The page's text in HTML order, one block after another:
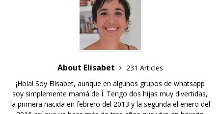
About Elisabet
231 Articles
¡Hola! Soy Elisabet, aunque en algunos grupos de whatsapp
soy simplemente mamá de Í. Tengo dos hijas muy divertidas,
la primera nacida en febrero del 2013 y la segunda el enero del